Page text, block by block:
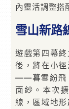
內靈活調整搭
雪山新路
遊戲第四幕
後，將在小
——暮雪紛飛
面紗。本次
線，區域地